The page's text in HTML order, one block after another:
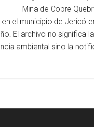
Mina de Cobre
el municipio de Jericó
El archivo no significa
ambiental sino la